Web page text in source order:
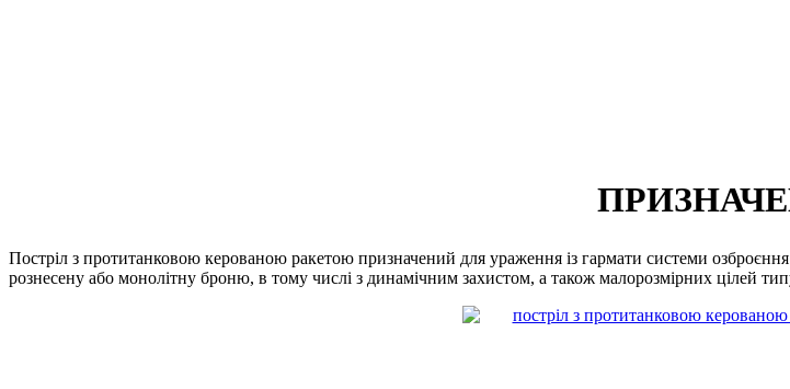
Постріл з протитанковою керованою ракетою призначений для ураження із гармати системи
рознесену або монолітну броню, в тому числі з динамічним захистом, а також малорозмірних цілей